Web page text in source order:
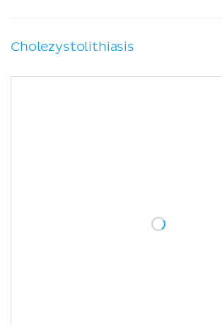
Cholezystolithiasis